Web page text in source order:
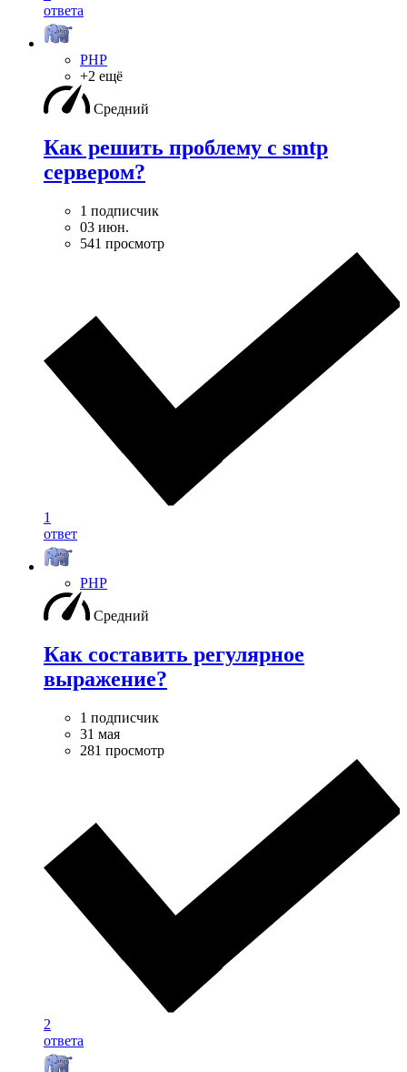
ответа
PHP
+2 ещё
Средний
Как решить проблему с smtp
сервером?
1 подписчик
03 июн.
541 просмотр
1
ответ
PHP
Средний
Как составить регулярное
выражение?
1 подписчик
31 мая
281 просмотр
2
ответа